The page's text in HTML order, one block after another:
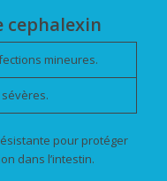
cephalexin
mineures.
pour protéger
dans l’intestin.